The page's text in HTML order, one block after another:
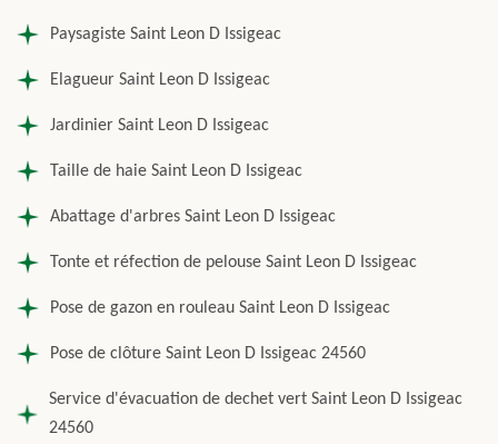
Paysagiste Saint Leon D Issigeac
Elagueur Saint Leon D Issigeac
Jardinier Saint Leon D Issigeac
Taille de haie Saint Leon D Issigeac
Abattage d'arbres Saint Leon D Issigeac
Tonte et réfection de pelouse Saint Leon D Issigeac
Pose de gazon en rouleau Saint Leon D Issigeac
Pose de clôture Saint Leon D Issigeac 24560
Service d'évacuation de dechet vert Saint Leon D Issigeac
24560